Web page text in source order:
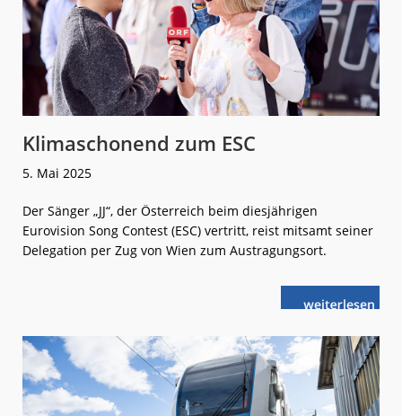
Klimaschonend zum ESC
5. Mai 2025
Der Sänger „JJ“, der Österreich beim diesjährigen
Eurovision Song Contest (ESC) vertritt, reist mitsamt seiner
Delegation per Zug von Wien zum Austragungsort.
weiterlese
n